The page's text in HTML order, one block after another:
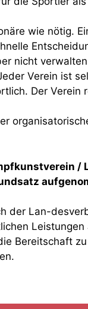
wie nötig.
nicht
Verein ist
Der Verein
/
der Lan-
Leistungen
Bereitschaft